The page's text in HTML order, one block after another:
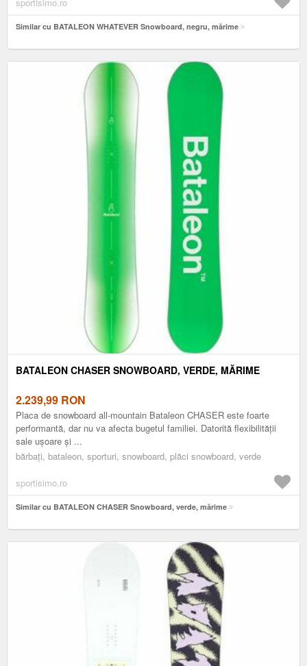
Similar cu BATALEON WHATEVER Snowboard, negru, mărime
BATALEON CHASER SNOWBOARD, VERDE, MĂRIME
2.239,99 RON
Placa de snowboard all-mountain Bataleon CHASER este foarte
performantă, dar nu va afecta bugetul familiei. Datorită flexibilității
sale ușoare și ...
bărbați, bataleon, sporturi, snowboard, plăci snowboard, verde
sportisimo.ro
Similar cu BATALEON CHASER Snowboard, verde, mărime